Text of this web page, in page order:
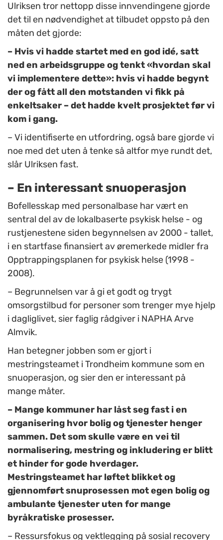
Ulriksen tror nettopp disse innvendingene gjorde
det til en nødvendighet at tilbudet oppsto på den
måten det gjorde:
– Hvis vi hadde startet med en god idé, satt
ned en arbeidsgruppe og tenkt «hvordan skal
vi implementere dette»: hvis vi hadde begynt
der og fått all den motstanden vi fikk på
enkeltsaker – det hadde kvelt prosjektet før vi
kom i gang.
– Vi identifiserte en utfordring, også bare gjorde vi
noe med det uten å tenke så altfor mye rundt det,
slår Ulriksen fast.
– En interessant snuoperasjon
Bofellesskap med personalbase har vært en
sentral del av de lokalbaserte psykisk helse - og
rustjenestene siden begynnelsen av 2000 - tallet,
i en startfase finansiert av øremerkede midler fra
Opptrappingsplanen for psykisk helse (1998 -
2008).
– Begrunnelsen var å gi et godt og trygt
omsorgstilbud for personer som trenger mye hjelp
i dagliglivet, sier faglig rådgiver i NAPHA Arve
Almvik.
Han betegner jobben som er gjort i
mestringsteamet i Trondheim kommune som en
snuoperasjon, og sier den er interessant på
mange måter.
– Mange kommuner har låst seg fast i en
organisering hvor bolig og tjenester henger
sammen. Det som skulle være en vei til
normalisering, mestring og inkludering er blitt
et hinder for gode hverdager.
Mestringsteamet har løftet blikket og
gjennomført snuprosessen mot egen bolig og
ambulante tjenester uten for mange
byråkratiske prosesser.
– Ressursfokus og vektlegging på sosial recovery